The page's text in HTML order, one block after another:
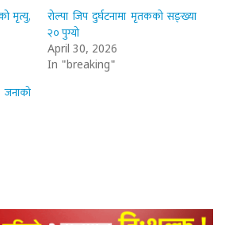
मृत्यु,
रोल्पा जिप दुर्घटनामा मृतकको सङ्ख्या
२० पुग्यो
April 30, 2026
In "breaking"
जनाको